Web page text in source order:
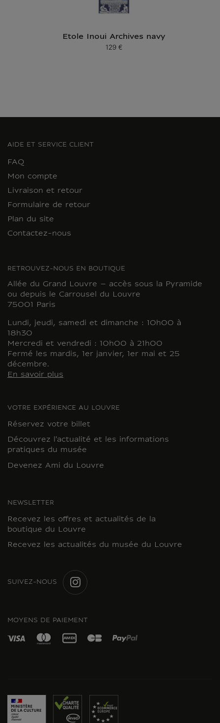
Etole Inoui Archives navy
Prix ​​actuel
129 €
AIDE ET SERVICE CLIENT
FAQ
Mon compte
Livraison et retour
Formulaire de retour
Plan du site
Contactez-nous
RETROUVEZ-NOUS EN BOUTIQUE
Allée du Grand Louvre – accès sous la Pyramide
ou depuis le Carrousel du Louvre
75001 Paris
Lundi, jeudi, samedi et dimanche : 10h00 à
18h30
Mercredi et vendredi : 10h00 à 21h00
Fermé les mardis, 1er janvier, 1er mai et 25
décembre.
En savoir plus
VOTRE EXPÉRIENCE AU LOUVRE
Réservez votre billet
Découvrez l'actualité et les informations
pratiques du musée
Devenez Ami du Louvre
NEWSLETTER
Recevez les offres et actualités de la
boutique du Louvre
Recevez les actualités du musée du Louvre
SUIVEZ-NOUS
MOYENS DE PAIEMENT